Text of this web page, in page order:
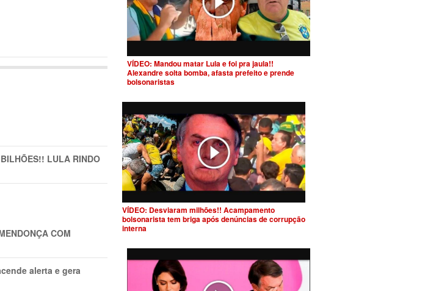
LULA RINDO
COM
alerta e gera
VÍDEO: Mandou matar Lula e foi pra jaula!!
Alexandre solta bomba, afasta prefeito e prende
bolsonaristas
VÍDEO: Desviaram milhões!! Acampamento
bolsonarista tem briga após denúncias de corrupção
interna